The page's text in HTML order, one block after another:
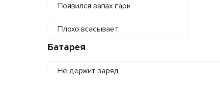
Появился запах гари
Плохо всасывает
Батарея
Не держит заряд